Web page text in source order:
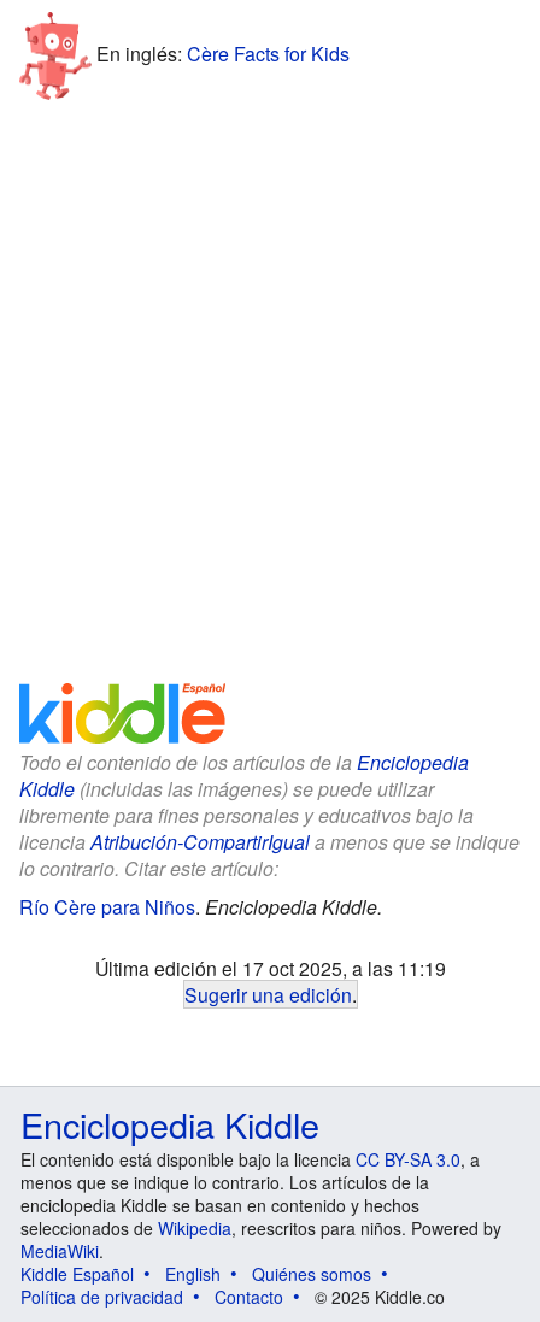
En inglés: Cère Facts for Kids
Todo el contenido de los artículos de la Enciclopedia
Kiddle (incluidas las imágenes) se puede utilizar
libremente para fines personales y educativos bajo la
licenciaAtribución-CompartirIguala menos que se indique
lo contrario. Citar este artículo:
Río Cère para Niños. Enciclopedia Kiddle.
Última edición el 17 oct 2025, a las 11:19
Sugerir una edición.
Enciclopedia Kiddle
El contenido está disponible bajo la licencia CC BY-SA 3.0, a
menos que se indique lo contrario. Los artículos de la
enciclopedia Kiddle se basan en contenido y hechos
seleccionados de Wikipedia, reescritos para niños. Powered by
MediaWiki.
Kiddle Español
English
Quiénes somos
Política de privacidad
Contacto © 2025 Kiddle.co